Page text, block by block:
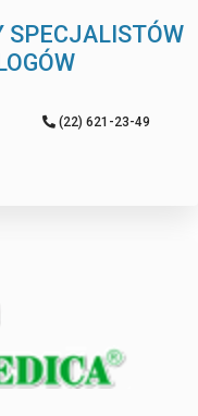
SPECJALISTÓW
(22) 621-23-49